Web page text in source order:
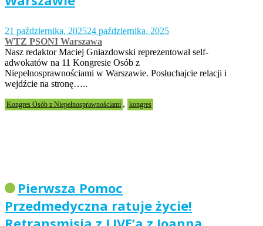
21 października, 202524 października, 2025
WTZ PSONI Warszawa
Nasz redaktor Maciej Gniazdowski reprezentował self-
adwokatów na 11 Kongresie Osób z
Niepełnosprawnościami w Warszawie. Posłuchajcie relacji i
wejdźcie na stronę…..
Kongres Osób z Niepełnosprawnościami , kongres
Pierwsza Pomoc
Przedmedyczna ratuje życie!